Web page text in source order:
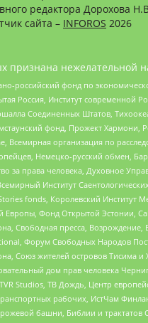
редактора Дорохова
сайта – INFOROS 2026
признана нежелательной
российский фонд по
Россия, Институт современной
Соединенных Штатов,
фонд, Прожект Хармони,
организация по
Немецко-русский обмен,
права человека, Духовное
Институт
fonds, Королевский
Фонд Открытой Эстонии,
пресса, Возрождение,
Форум Свободных Народов
Союз жителей островов
дом прав человека
Studios, ТВ Дождь, Центр
рабочих, ИстЧам
башни, Библии и трактатов